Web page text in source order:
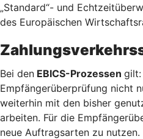
„Standard“- und
des Europäischen
Bei den EBICS-Prozessen gilt:
Empfängerüberprüfung nicht
weiterhin mit den bisher
arbeiten. Für die
neue Auftragsarten zu